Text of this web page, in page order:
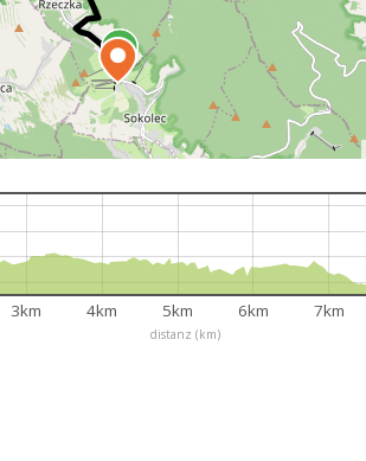
distanz (km)
3km 4km 5km 6km 7km